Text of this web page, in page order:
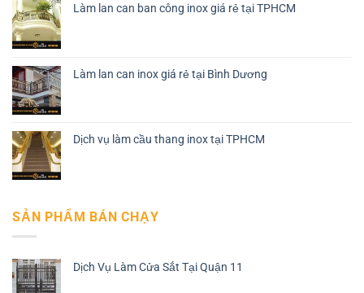
Làm lan can ban công inox giá rẻ tại TPHCM
Làm lan can inox giá rẻ tại Bình Dương
Dịch vụ làm cầu thang inox tại TPHCM
SẢN PHẨM BÁN CHẠY
Dịch Vụ Làm Cửa Sắt Tại Quận 11